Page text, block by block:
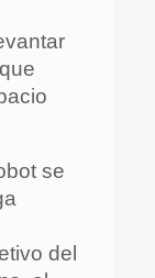
se
del